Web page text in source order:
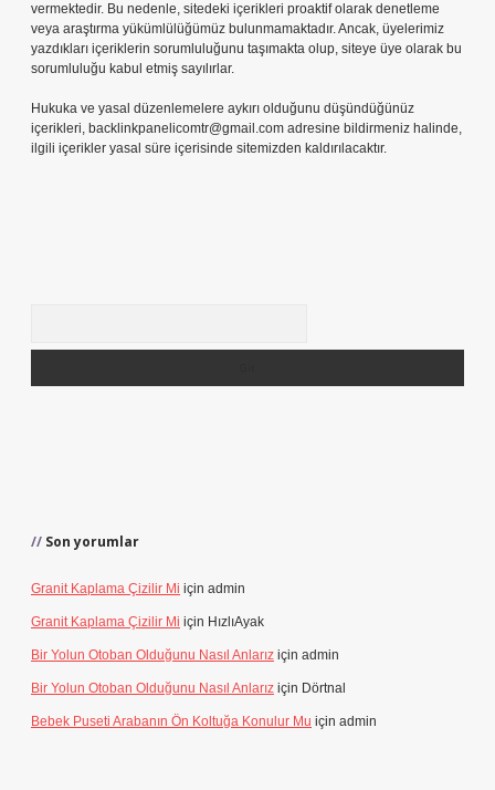
vermektedir. Bu nedenle, sitedeki içerikleri proaktif olarak denetleme
veya araştırma yükümlülüğümüz bulunmamaktadır. Ancak, üyelerimiz
yazdıkları içeriklerin sorumluluğunu taşımakta olup, siteye üye olarak bu
sorumluluğu kabul etmiş sayılırlar.
Hukuka ve yasal düzenlemelere aykırı olduğunu düşündüğünüz
içerikleri, backlinkpanelicomtr@gmail.com adresine bildirmeniz halinde,
ilgili içerikler yasal süre içerisinde sitemizden kaldırılacaktır.
Son yorumlar
Granit Kaplama Çizilir Mi için admin
Granit Kaplama Çizilir Mi için HızlıAyak
Bir Yolun Otoban Olduğunu Nasıl Anlarız için admin
Bir Yolun Otoban Olduğunu Nasıl Anlarız için Dörtnal
Bebek Puseti Arabanın Ön Koltuğa Konulur Mu için admin